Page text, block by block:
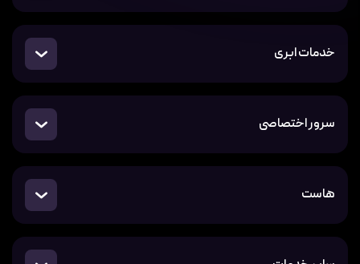
خدمات ابری
سرور اختصاصی
هاست